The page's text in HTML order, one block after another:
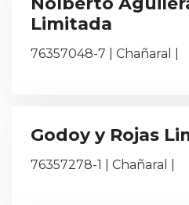
Limitada
76357048-7 | Chañaral |
Godoy y Rojas
76357278-1 | Chañaral |